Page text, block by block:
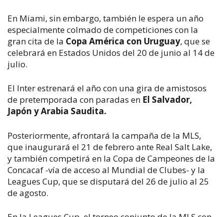
En Miami, sin embargo, también le espera un año
especialmente colmado de competiciones con la
gran cita de la Copa América con Uruguay, que se
celebrará en Estados Unidos del 20 de junio al 14 de
julio.
El Inter estrenará el año con una gira de amistosos
de pretemporada con paradas en El Salvador,
Japón y Arabia Saudita.
Posteriormente, afrontará la campaña de la MLS,
que inaugurará el 21 de febrero ante Real Salt Lake,
y también competirá en la Copa de Campeones de la
Concacaf -vía de acceso al Mundial de Clubes- y la
Leagues Cup, que se disputará del 26 de julio al 25
de agosto.